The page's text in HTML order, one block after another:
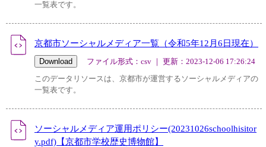
一覧表です。
京都市ソーシャルメディア一覧（令和5年12月6日現在）
ファイル形式：csv ｜ 更新：2023-12-06 17:26:24
このデータリソースは、京都市が運営するソーシャルメディアの
一覧表です。
ソーシャルメディア運用ポリシー(20231026schoolhisitor
y.pdf)【京都市学校歴史博物館】